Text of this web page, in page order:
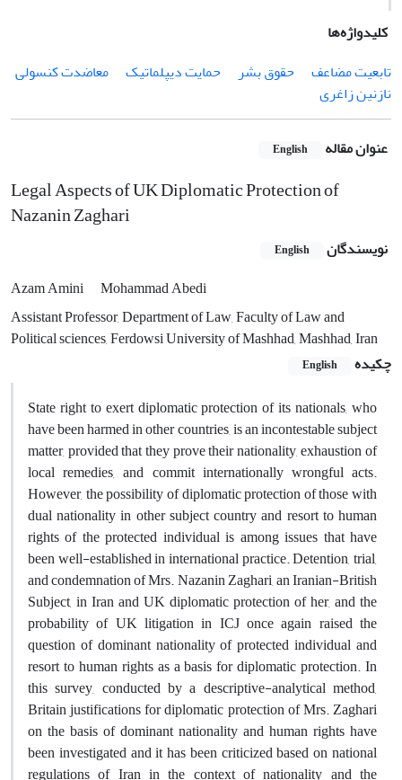
کلیدواژه‌ها
تابعیت مضاعف
حقوق بشر حمایت دیپلماتیک
معاضدت کنسولی
نازنین زاغری
عنوان مقاله English
Legal Aspects of UK Diplomatic Protection of
Nazanin Zaghari
نویسندگان English
Azam Amini
Mohammad Abedi
Assistant Professor, Department of Law, Faculty of Law and
Political sciences, Ferdowsi University of Mashhad, Mashhad, Iran
چکیده
English
State right to exert diplomatic protection of its nationals, who
have been harmed in other countries, is an incontestable subject
matter, provided that they prove their nationality, exhaustion of
local remedies, and commit internationally wrongful acts.
However, the possibility of diplomatic protection of those with
dual nationality in other subject country and resort to human
rights of the protected individual is among issues that have
been well-established in international practice. Detention, trial,
and condemnation of Mrs. Nazanin Zaghari, an Iranian-British
Subject, in Iran and UK diplomatic protection of her, and the
probability of UK litigation in ICJ once again raised the
question of dominant nationality of protected individual and
resort to human rights as a basis for diplomatic protection. In
this survey, conducted by a descriptive-analytical method,
Britain justifications for diplomatic protection of Mrs. Zaghari
on the basis of dominant nationality and human rights have
been investigated and it has been criticized based on national
regulations of Iran in the context of nationality and the